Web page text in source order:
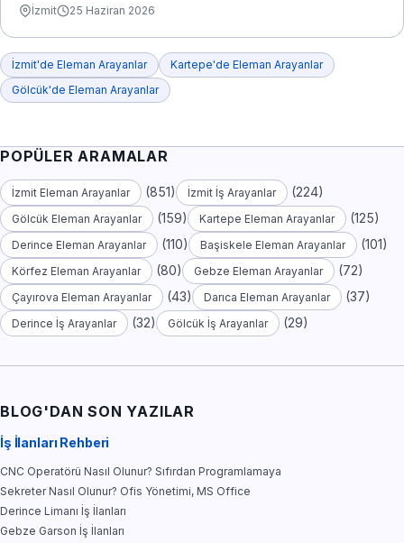
İzmit 25 Haziran 2026
İzmit'de Eleman Arayanlar
Kartepe'de Eleman Arayanlar
Gölcük'de Eleman Arayanlar
POPÜLER ARAMALAR
İzmit Eleman Arayanlar (851) İzmit İş Arayanlar (224)
Gölcük Eleman Arayanlar (159) Kartepe Eleman Arayanlar (125)
Derince Eleman Arayanlar (110) Başiskele Eleman Arayanlar (101)
Körfez Eleman Arayanlar (80) Gebze Eleman Arayanlar (72)
Çayırova Eleman Arayanlar (43) Darıca Eleman Arayanlar (37)
Derince İş Arayanlar (32) Gölcük İş Arayanlar (29)
BLOG'DAN SON YAZILAR
İş İlanları Rehberi
CNC Operatörü Nasıl Olunur? Sıfırdan Programlamaya
Sekreter Nasıl Olunur? Ofis Yönetimi, MS Office
Derince Limanı İş İlanları
Gebze Garson İş İlanları